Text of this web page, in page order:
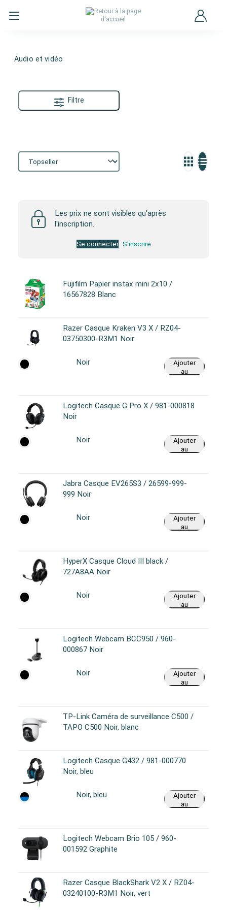
Audio et vidéo
Filtre
Les prix ne sont visibles qu'après
l'inscription.
Se connecter S'inscrire
Fujifilm Papier instax mini 2x10 /
16567828 Blanc
Razer Casque Kraken V3 X / RZ04-
03750300-R3M1 Noir
Noir
Ajouter
au
Logitech Casque G Pro X / 981-000818
Noir
Noir
Ajouter
au
Jabra Casque EV265S3 / 26599-999-
999 Noir
Noir
Ajouter
au
HyperX Casque Cloud III black /
727A8AA Noir
Noir
Ajouter
au
Logitech Webcam BCC950 / 960-
000867 Noir
Noir
Ajouter
au
TP-Link Caméra de surveillance C500 /
TAPO C500 Noir, blanc
Logitech Casque G432 / 981-000770
Noir, bleu
Noir, bleu
Ajouter
au
Logitech Webcam Brio 105 / 960-
001592 Graphite
Razer Casque BlackShark V2 X / RZ04-
03240100-R3M1 Noir, vert